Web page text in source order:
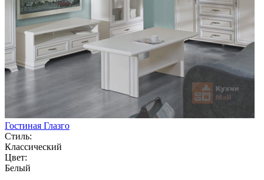
Гостиная Глазго
Стиль:
Классический
Цвет:
Белый